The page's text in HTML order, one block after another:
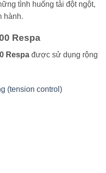
tình huống tải đột ngột,
hành.
Respa
Respa được sử dụng rộng
(tension control)